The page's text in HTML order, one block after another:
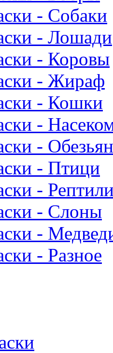
- Собаки
- Лошади
- Коровы
- Жираф
- Кошки
-
-
- Птици
-
- Слоны
-
- Разное